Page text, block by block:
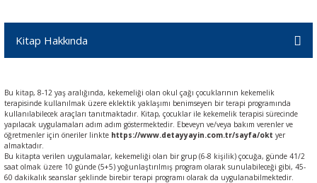
Kitap Hakkında
Bu kitap, 8-12 yaş aralığında, kekemeliği olan okul çağı çocuklarının kekemelik
terapisinde kullanılmak üzere eklektik yaklaşımı benimseyen bir terapi programında
kullanılabilecek araçları tanıtmaktadır. Kitap, çocuklar ile kekemelik terapisi sürecinde
yapılacak uygulamaları adım adım göstermektedir. Ebeveyn ve/veya bakım verenler ve
öğretmenler için öneriler linkte https://www.detayyayin.com.tr/sayfa/okt yer
almaktadır.
Bu kitapta verilen uygulamalar, kekemeliği olan bir grup (6-8 kişilik) çocuğa, günde 41/2
saat olmak üzere 10 günde (5+5) yoğunlaştırılmış program olarak sunulabileceği gibi, 45-
60 dakikalık seanslar şeklinde birebir terapi programı olarak da uygulanabilmektedir.